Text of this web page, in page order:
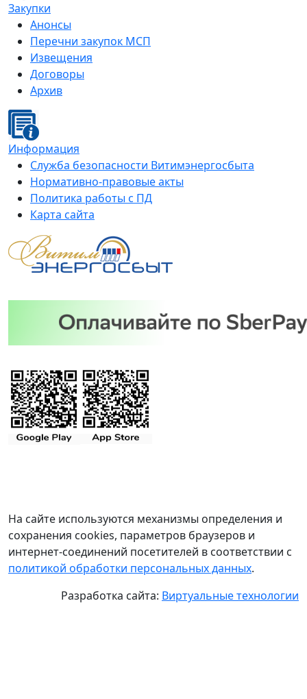
Закупки
Анонсы
Перечни закупок МСП
Извещения
Договоры
Архив
Информация
Служба безопасности Витимэнергосбыта
Нормативно-правовые акты
Политика работы с ПД
Карта сайта
На сайте используются механизмы определения и
сохранения cookies, параметров браузеров и
интернет-соединений посетителей в соответствии с
политикой обработки персональных данных.
Разработка сайта: Виртуальные технологии